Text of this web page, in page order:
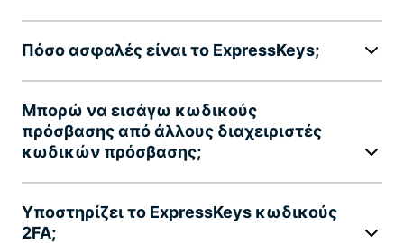
Πόσο ασφαλές είναι το ExpressKeys;
Μπορώ να εισάγω κωδικούς
πρόσβασης από άλλους διαχειριστές
κωδικών πρόσβασης;
Υποστηρίζει το ExpressKeys κωδικούς
2FA;